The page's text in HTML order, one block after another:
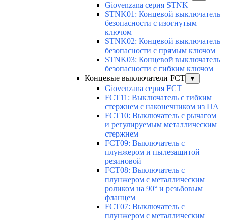
Giovenzana серия STNK
STNK01: Концевой выключатель
безопасности с изогнутым
ключом
STNK02: Концевой выключатель
безопасности с прямым ключом
STNK03: Концевой выключатель
безопасности с гибким ключом
Концевые выключатели FCT
▼
Giovenzana серия FCT
FCT11: Выключатель с гибким
стержнем с наконечником из ПА
FCT10: Выключатель с рычагом
и регулируемым металлическим
стержнем
FCT09: Выключатель с
плунжером и пылезащитой
резиновой
FCT08: Выключатель с
плунжером с металлическим
роликом на 90° и резьбовым
фланцем
FCT07: Выключатель с
плунжером с металлическим